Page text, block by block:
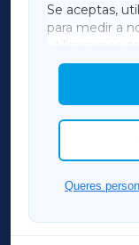
Se aceptas,
para medir a
utilizaremos
mostrar
Así mesmo,
cookies que
Queres